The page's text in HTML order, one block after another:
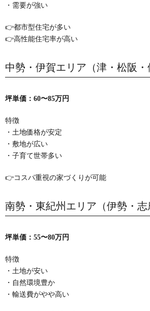
・需要が強い
👉都市型住宅が多い
👉高性能住宅率が高い
中勢・伊賀エリア（津・松阪・
坪単価：60〜85万円
特徴
・土地価格が安定
・敷地が広い
・子育て世帯多い
👉コスパ重視の家づくりが可能
南勢・東紀州エリア（伊勢・志
坪単価：55〜80万円
特徴
・土地が安い
・自然環境豊か
・輸送費がやや高い